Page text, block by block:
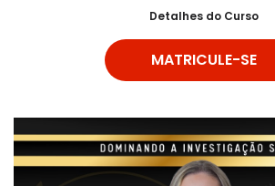
Detalhes do Curso
MATRICULE-SE